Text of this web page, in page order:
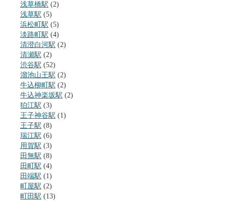
浅草橋駅 (2)
浅草駅 (5)
浜松町駅 (5)
淡路町駅 (4)
清澄白河駅 (2)
清瀬駅 (2)
渋谷駅 (52)
溜池山王駅 (2)
牛込柳町駅 (2)
牛込神楽坂駅 (2)
狛江駅 (3)
王子神谷駅 (1)
王子駅 (8)
瑞江駅 (6)
用賀駅 (3)
田無駅 (8)
田町駅 (4)
田端駅 (1)
町屋駅 (2)
町田駅 (13)